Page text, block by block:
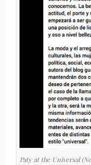
Paty at the Universal